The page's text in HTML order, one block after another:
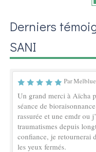
Derniers
SANI
Par Melblue
Un grand merci à Aïcha
séance de
rassurée et une emdr ou
traumatismes depuis
confiance, je retournerai
les yeux fermés.